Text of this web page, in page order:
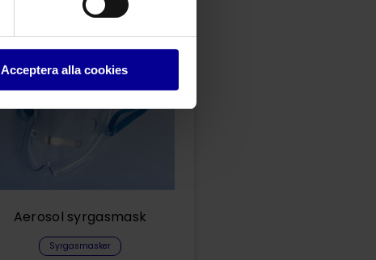
Acceptera alla cookies
Aerosol syrgasmask
Syrgasmasker